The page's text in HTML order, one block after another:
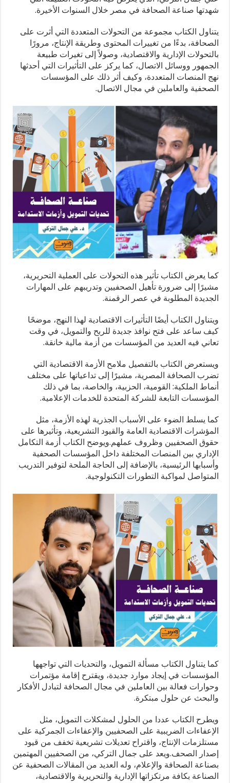
شهدتها صناعة الصحافة في مصر خلال السنوات الأخيرة.
يتناول الكتاب مجموعة من التحولات المتعددة التي أثرت على
الصحافة، بدءًا من تغييرات المحتوى وطريقة الإنتاج، مرورًا
بالتحولات الإدارية والاقتصادية، وصولاً إلى تغيرات طبيعة
الجمهور ووسائل الاتصال، كما يركز على التأثيرات التي أحدثها
نهج المنصات المتعددة، وكيف أثر ذلك على المؤسسات
الصحفية والعاملين في مجال الاتصال.
كما يعرض الكتاب تأثير هذه التحولات على العملية التحريرية،
مشيرًا إلى ضرورة تأهيل الصحفيين وتدريبهم على المهارات
الجديدة المطلوبة في عصر الرقمنة.
ويتناول الكتاب أيضًا التأثيرات الاقتصادية لهذا النهج، موضحًا
كيف ساعد على فتح نوافذ جديدة للربح والتمويل، في وقت
تعاني فيه العديد من المؤسسات من أزمة مالية خانقة.
ويستعرض الكتاب بالتفصيل ملامح الأزمة الاقتصادية التي
تضرب الصحافة المصرية، مشيرًا إلى تداعياتها على مختلف
أنماط الملكية: القومية، الحزبية، والخاصة، بما في ذلك
المؤسسات التابعة للشركة المتحدة للخدمات الإعلامية.
كما يسلط الضوء على الأسباب الجذرية لهذه الأزمة، مثل
المؤشرات الاقتصادية العامة والقيود التشريعية، وتأثيرها على
حقوق الصحفيين وظروف عملهم.ويوضح الكتاب أزمة التكامل
الإداري بين المنصات المختلفة داخل المؤسسات الصحفية
وأسبابها الرئيسية، بالإضافة إلى الحاجة الملحة لتوفير التدريب
المتواصل لمواكبة التطورات التكنولوجية.
كما يتناول الكتاب مسألة التمويل، والتحديات التي تواجهها
المؤسسات في إيجاد موارد جديدة، ويقترح إقامة مؤتمرات
وحوارات فعالة بين العاملين في مجال الصحافة لتبادل الأفكار
والبحث عن حلول مبتكرة.
ويطرح الكتاب عددا من الحلول لمشكلات التمويل، مثل
الإعفاءات الضريبية على الصحفيين والإعفاءات الجمركية على
مستلزمات الإنتاج، واقتراح تعديلات تشريعية تخفف من قيود
إصدار الصحف.ويعد على جمال التركي، من الصحفيين المهتمين
بصناعة الصحافة والإعلام، وله العديد من المقالات الصحفية عن
الصناعة بكافة مرتكزاتها الإدارية والتحريرية والاقتصادية،